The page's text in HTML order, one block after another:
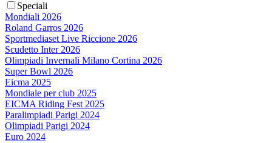
Speciali
Mondiali 2026
Roland Garros 2026
Sportmediaset Live Riccione 2026
Scudetto Inter 2026
Olimpiadi Invernali Milano Cortina 2026
Super Bowl 2026
Eicma 2025
Mondiale per club 2025
EICMA Riding Fest 2025
Paralimpiadi Parigi 2024
Olimpiadi Parigi 2024
Euro 2024